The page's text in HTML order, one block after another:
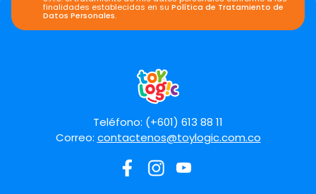
finalidades establecidas en suPolítica de Tratamiento de
Datos Personales.
Teléfono: (+601) 613 88 11
Correo: contactenos@toylogic.com.co